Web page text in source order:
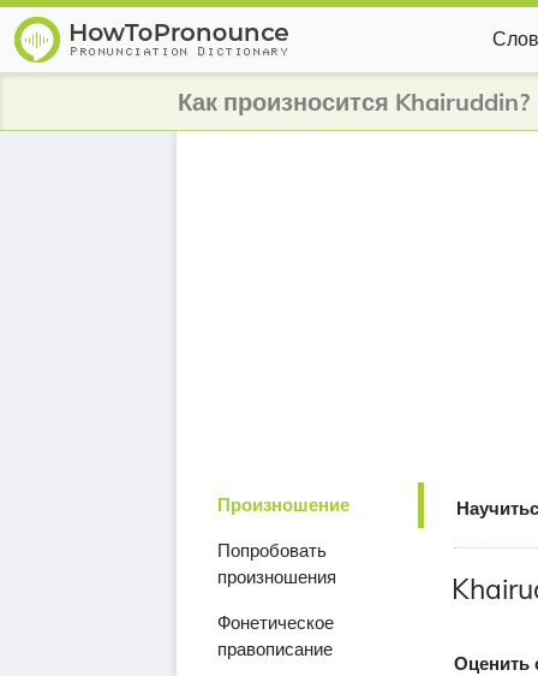
Как произносится Khairuddin?
Произношение
Попробовать
произношения
Фонетическое
правописание
Оценить